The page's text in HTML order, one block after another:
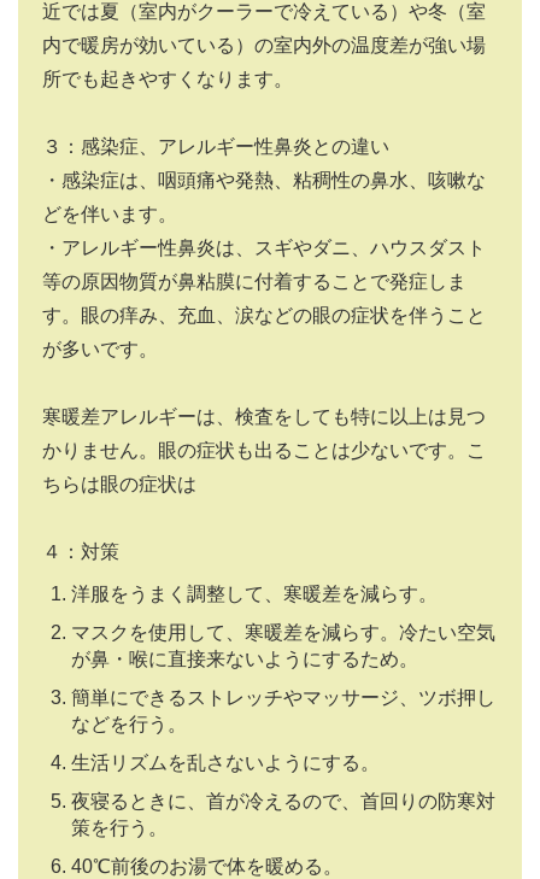
近では夏（室内がクーラーで冷えている）や冬（室
内で暖房が効いている）の室内外の温度差が強い場
所でも起きやすくなります。
３：感染症、アレルギー性鼻炎との違い
・感染症は、咽頭痛や発熱、粘稠性の鼻水、咳嗽な
どを伴います。
・アレルギー性鼻炎は、スギやダニ、ハウスダスト
等の原因物質が鼻粘膜に付着することで発症しま
す。眼の痒み、充血、涙などの眼の症状を伴うこと
が多いです。
寒暖差アレルギーは、検査をしても特に以上は見つ
かりません。眼の症状も出ることは少ないです。こ
ちらは眼の症状は
４：対策
洋服をうまく調整して、寒暖差を減らす。
マスクを使用して、寒暖差を減らす。冷たい空気
が鼻・喉に直接来ないようにするため。
簡単にできるストレッチやマッサージ、ツボ押し
などを行う。
生活リズムを乱さないようにする。
夜寝るときに、首が冷えるので、首回りの防寒対
策を行う。
40℃前後のお湯で体を暖める。